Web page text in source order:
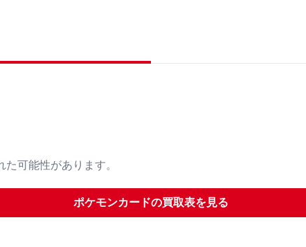
可能性があります。
ポケモンカードの買取表を見る